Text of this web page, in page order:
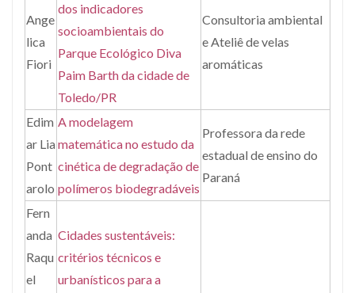
Ange
lica
Fiori
dos indicadores
socioambientais do
Parque Ecológico Diva
Paim Barth da cidade de
Toledo/PR
Consultoria ambiental
e Ateliê de velas
aromáticas
Edim
ar Lia
Pont
arolo
A modelagem
matemática no estudo da
cinética de degradação de
polímeros biodegradáveis
Professora da rede
estadual de ensino do
Paraná
Fern
anda
Raqu
el
Cidades sustentáveis:
critérios técnicos e
urbanísticos para a